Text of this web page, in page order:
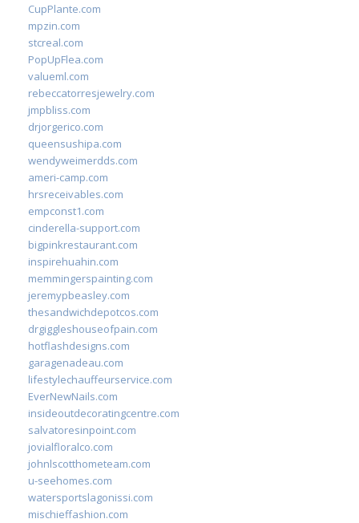
CupPlante.com
mpzin.com
stcreal.com
PopUpFlea.com
valueml.com
rebeccatorresjewelry.com
jmpbliss.com
drjorgerico.com
queensushipa.com
wendyweimerdds.com
ameri-camp.com
hrsreceivables.com
empconst1.com
cinderella-support.com
bigpinkrestaurant.com
inspirehuahin.com
memmingerspainting.com
jeremypbeasley.com
thesandwichdepotcos.com
drgiggleshouseofpain.com
hotflashdesigns.com
garagenadeau.com
lifestylechauffeurservice.com
EverNewNails.com
insideoutdecoratingcentre.com
salvatoresinpoint.com
jovialfloralco.com
johnlscotthometeam.com
u-seehomes.com
watersportslagonissi.com
mischieffashion.com